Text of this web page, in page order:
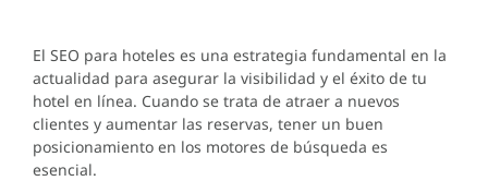
El SEO para hoteles es una estrategia fundamental en la
actualidad para asegurar la visibilidad y el éxito de tu
hotel en línea. Cuando se trata de atraer a nuevos
clientes y aumentar las reservas, tener un buen
posicionamiento en los motores de búsqueda es
esencial.